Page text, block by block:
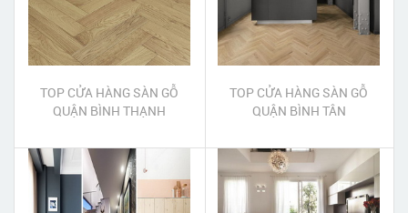
TOP CỬA HÀNG SÀN GỖ
QUẬN BÌNH THẠNH
TOP CỬA HÀNG SÀN GỖ
QUẬN BÌNH TÂN